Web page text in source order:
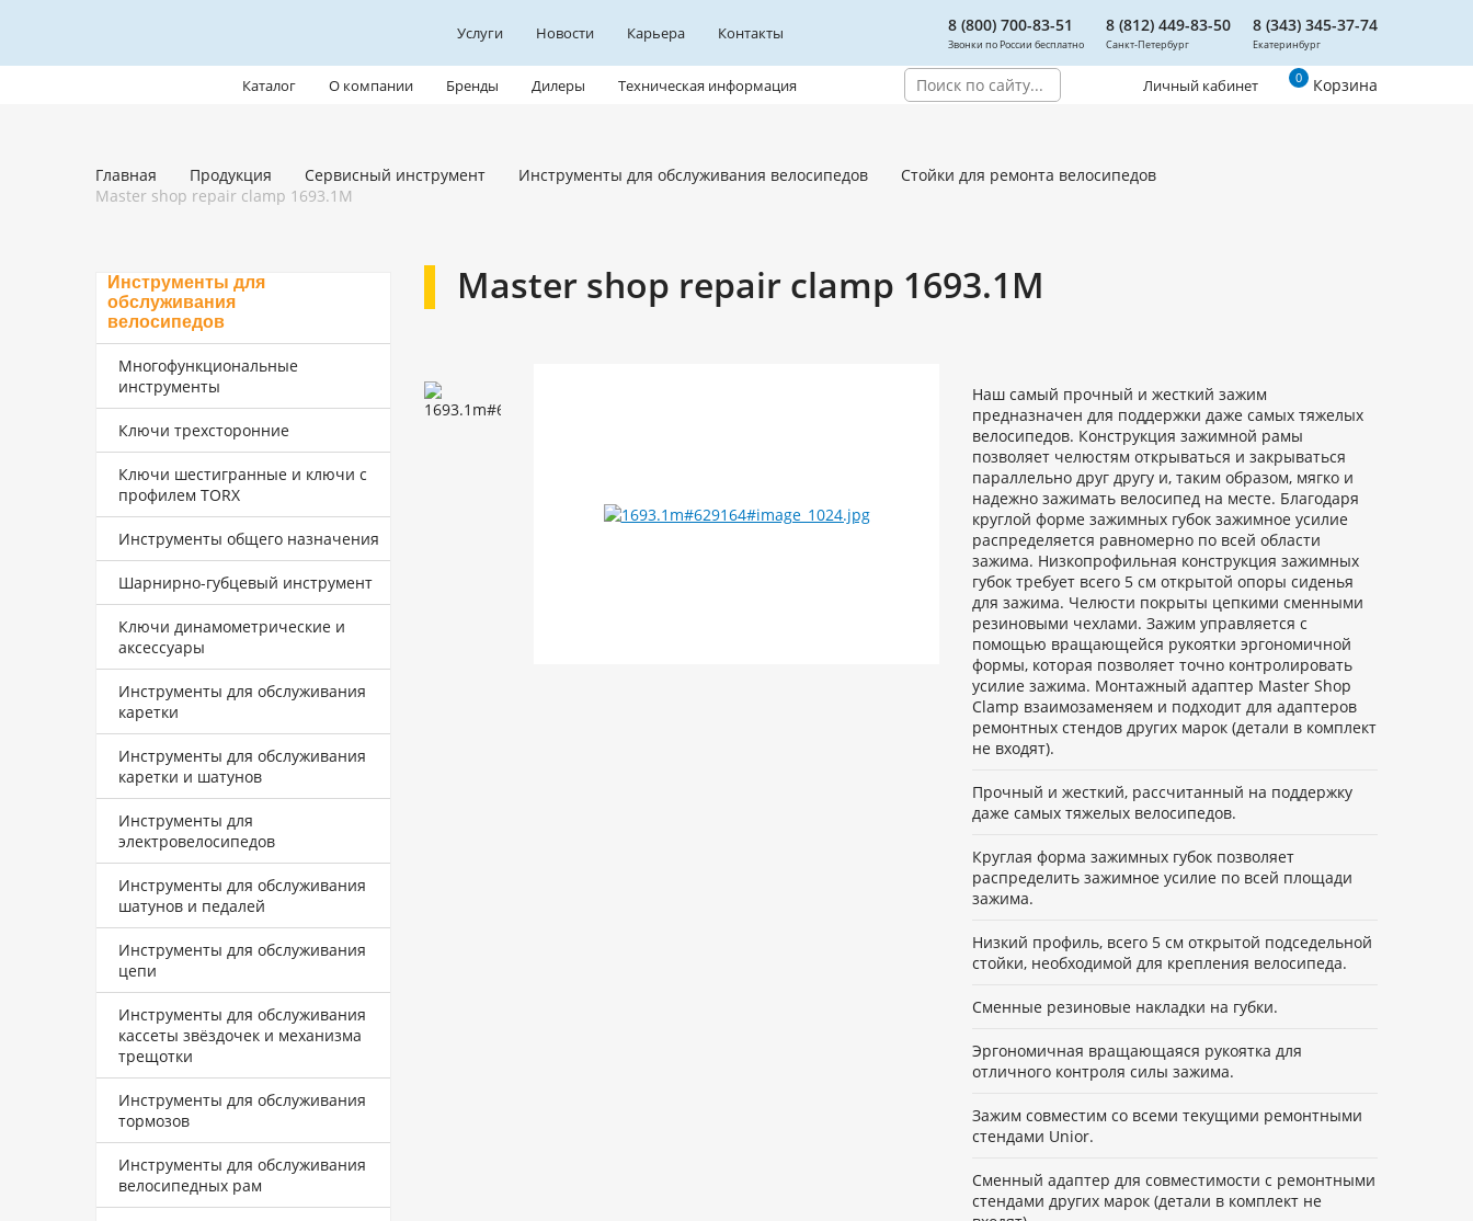
Услуги Новости Карьера Контакты 8 (800) 700-83-51
Звонки по России бесплатно
8 (812) 449-83-50
Санкт-Петербург
8 (343) 345-37-74
Екатеринбург
Каталог О компании Бренды Дилеры Техническая информация Личный кабинет 0 Корзина
Главная Продукция Сервисный инструмент Инструменты для обслуживания велосипедов
Стойки для ремонта велосипедов
Master shop repair clamp 1693.1M
Инструменты для
обслуживания
велосипедов
Многофункциональные
инструменты
Ключи трехсторонние
Ключи шестигранные и ключи с
профилем TORX
Инструменты общего назначения
Шарнирно-губцевый инструмент
Ключи динамометрические и
аксессуары
Инструменты для обслуживания
каретки
Инструменты для обслуживания
каретки и шатунов
Инструменты для
электровелосипедов
Инструменты для обслуживания
шатунов и педалей
Инструменты для обслуживания
цепи
Инструменты для обслуживания
кассеты звёздочек и механизма
трещотки
Инструменты для обслуживания
тормозов
Инструменты для обслуживания
велосипедных рам
Master shop repair clamp 1693.1M
Наш самый прочный и жесткий зажим
предназначен для поддержки даже самых тяжелых
велосипедов. Конструкция зажимной рамы
позволяет челюстям открываться и закрываться
параллельно друг другу и, таким образом, мягко и
надежно зажимать велосипед на месте. Благодаря
круглой форме зажимных губок зажимное усилие
распределяется равномерно по всей области
зажима. Низкопрофильная конструкция зажимных
губок требует всего 5 см открытой опоры сиденья
для зажима. Челюсти покрыты цепкими сменными
резиновыми чехлами. Зажим управляется с
помощью вращающейся рукоятки эргономичной
формы, которая позволяет точно контролировать
усилие зажима. Монтажный адаптер Master Shop
Clamp взаимозаменяем и подходит для адаптеров
ремонтных стендов других марок (детали в комплект
не входят).
Прочный и жесткий, рассчитанный на поддержку
даже самых тяжелых велосипедов.
Круглая форма зажимных губок позволяет
распределить зажимное усилие по всей площади
зажима.
Низкий профиль, всего 5 см открытой подседельной
стойки, необходимой для крепления велосипеда.
Сменные резиновые накладки на губки.
Эргономичная вращающаяся рукоятка для
отличного контроля силы зажима.
Зажим совместим со всеми текущими ремонтными
стендами Unior.
Сменный адаптер для совместимости с ремонтными
стендами других марок (детали в комплект не